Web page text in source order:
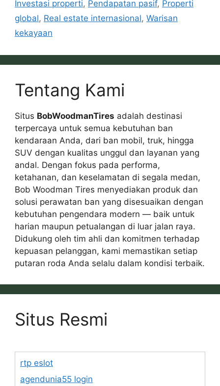
Investasi properti, Pendapatan pasif, Properti
global, Real estate internasional, Warisan
kekayaan
Tentang Kami
Situs BobWoodmanTires adalah destinasi
terpercaya untuk semua kebutuhan ban
kendaraan Anda, dari ban mobil, truk, hingga
SUV dengan kualitas unggul dan layanan yang
andal. Dengan fokus pada performa,
ketahanan, dan keselamatan di segala medan,
Bob Woodman Tires menyediakan produk dan
solusi perawatan ban yang disesuaikan dengan
kebutuhan pengendara modern — baik untuk
harian maupun petualangan di luar jalan raya.
Didukung oleh tim ahli dan komitmen terhadap
kepuasan pelanggan, kami memastikan setiap
putaran roda Anda selalu dalam kondisi terbaik.
Situs Resmi
rtp eslot
agendunia55 login